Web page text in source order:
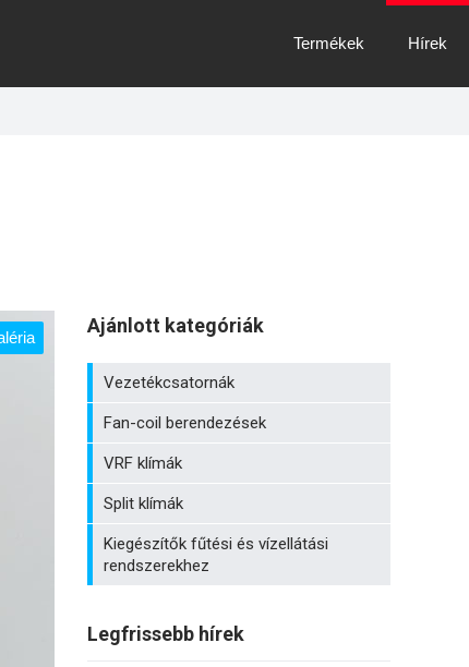
Termékek Hírek
Ajánlott kategóriák
Vezetékcsatornák
Fan-coil berendezések
VRF klímák
Split klímák
Kiegészítők fűtési és vízellátási
rendszerekhez
Legfrissebb hírek